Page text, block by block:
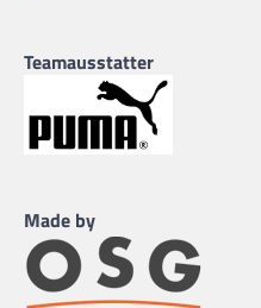
Teamausstatter
Made by